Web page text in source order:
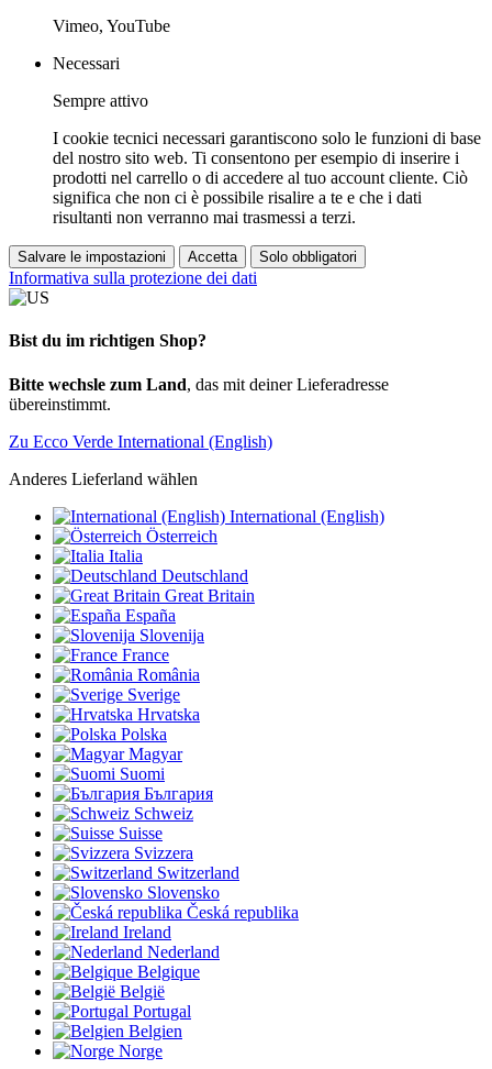
Vimeo, YouTube
Necessari
Sempre attivo
I cookie tecnici necessari garantiscono solo le funzioni di base
del nostro sito web. Ti consentono per esempio di inserire i
prodotti nel carrello o di accedere al tuo account cliente. Ciò
significa che non ci è possibile risalire a te e che i dati
risultanti non verranno mai trasmessi a terzi.
Salvare le impostazioni Accetta Solo obbligatori
Informativa sulla protezione dei dati
Bist du im richtigen Shop?
Bitte wechsle zum Land, das mit deiner Lieferadresse
übereinstimmt.
Zu Ecco Verde International (English)
Anderes Lieferland wählen
International (English)
Österreich
Italia
Deutschland
Great Britain
España
Slovenija
France
România
Sverige
Hrvatska
Polska
Magyar
Suomi
България
Schweiz
Suisse
Svizzera
Switzerland
Slovensko
Česká republika
Ireland
Nederland
Belgique
België
Portugal
Belgien
Norge